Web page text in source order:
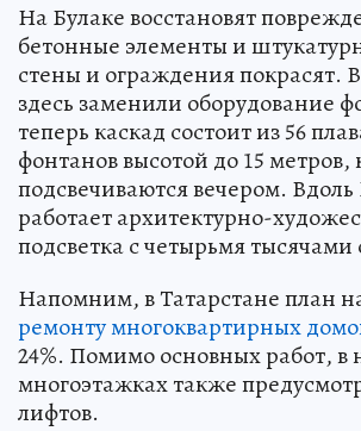
На Булаке восстановят
бетонные элементы и
стены и ограждения покрасят.
здесь заменили оборудование
теперь каскад состоит из 56
фонтанов высотой до 15 метров,
подсвечиваются вечером.
работает архитектурно-
подсветка с четырьмя тысячами
Напомним, в Татарстане план
ремонту многоквартирных
24%. Помимо основных работ, в
многоэтажках также
лифтов.